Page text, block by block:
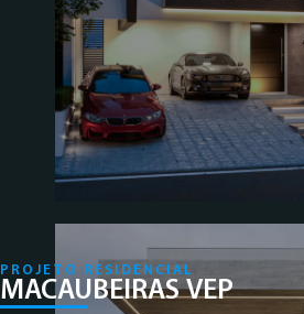
PROJETO RESIDENCIAL
MACAUBEIRAS VEP